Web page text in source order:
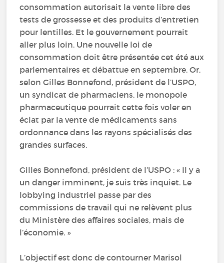
consommation autorisait la vente libre des
tests de grossesse et des produits d’entretien
pour lentilles. Et le gouvernement pourrait
aller plus loin. Une nouvelle loi de
consommation doit être présentée cet été aux
parlementaires et débattue en septembre. Or,
selon Gilles Bonnefond, président de l’USPO,
un syndicat de pharmaciens, le monopole
pharmaceutique pourrait cette fois voler en
éclat par la vente de médicaments sans
ordonnance dans les rayons spécialisés des
grandes surfaces.
Gilles Bonnefond, président de l’USPO : « Il y a
un danger imminent, je suis très inquiet. Le
lobbying industriel passe par des
commissions de travail qui ne relèvent plus
du Ministère des affaires sociales, mais de
l’économie. »
L’objectif est donc de contourner Marisol